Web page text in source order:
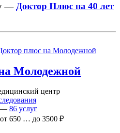
— Доктор Плюс на 40 лет
Молодежной
центр
— 86 услуг
от 650 … до 3500 ₽